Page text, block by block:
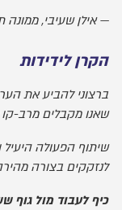
אילן שעיבי, ממונה
הקרן לידידות
ברצוני להביע את
שאנו מקבלים מרב-קו
שיתוף הפעולה היעיל
לנזקקים בצורה
כיף לעבוד מול גוף